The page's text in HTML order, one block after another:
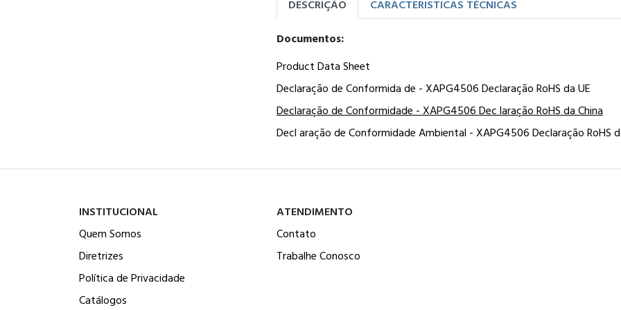
DESCRIÇÃO CARACTERISTICAS TÉCNICAS
Documentos:
Product Data Sheet
Declaração de Conformida de - XAPG4506 Declaração RoHS da UE
Declaração de Conformidade - XAPG4506 Dec laração RoHS da China
Decl aração de Conformidade Ambiental - XAPG4506 Declaração RoHS
INSTITUCIONAL
Quem Somos
Diretrizes
Política de Privacidade
Catálogos
ATENDIMENTO
Contato
Trabalhe Conosco